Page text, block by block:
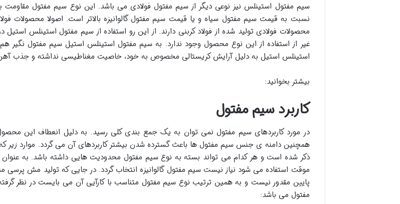
سیم مفتول استینلس نیز نوعی دیگر از سیم مفتول فولادی می باشد. این نوع سیم مفتول
نسبت به قیمت سیم مفتول سیاه و یا قیمت سیم مفتول گالوانیزه بالاتر است. اصولا محصولات
محصولات فولادی تولید شده از فولاد کربنی دارند. از این رو استفاده از سیم مفتول استینلس
غیر از استفاده از این نوع محصول وجود ندارد. به سیم مفتول استینلس استیل سیم مفتول
استینلس استیل به دلیل آرایش کریستالی مخصوص به خود، خاصیت مغناطیسی نداشته و جذب
بیشتر بخوانید:
کاربرد سیم مفتول
در مورد کاربردهای سیم مفتول نمی توان به یک جمع بندی کلی رسید. به دلیل انعطاف این
همچنین دامنه ی جنس سیم مفتول ها باعث گسترده شدن بیشتر کاربردهای آن می گردد. موارد زیر
ذکر شده است و هر کدام می تواند بسته به نوع سیم مفتول محدودیت هایی داشته باشد. به
موقت استفاده می شود نیاز نیست سیم مفتول گالوانیزه انتخاب گردد. در جایی که تولید مش پرسی
پایین مقدور نیست و به همین ترتیب نوع سیم مفتول متناسب با کارآیی آن می بایست در نظر
مفتول می باشد: